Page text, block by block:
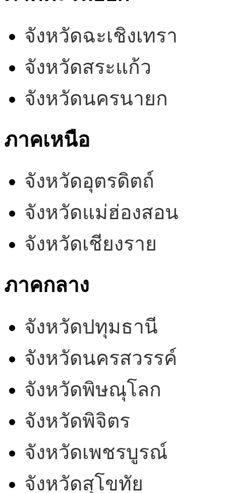
จังหวัดฉะเชิงเทรา
จังหวัดสระแก้ว
จังหวัดนครนายก
ภาคเหนือ
จังหวัดอุตรดิตถ์
จังหวัดแม่ฮ่องสอน
จังหวัดเชียงราย
ภาคกลาง
จังหวัดปทุมธานี
จังหวัดนครสวรรค์
จังหวัดพิษณุโลก
จังหวัดพิจิตร
จังหวัดเพชรบูรณ์
จังหวัดสุโขทัย